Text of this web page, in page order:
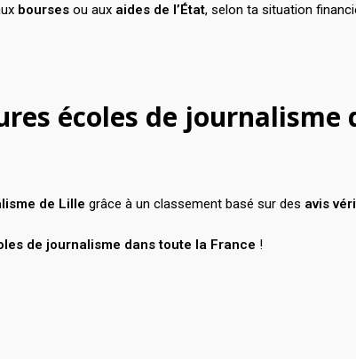
bourses ou aux aides de l’État, selon ta situation
écoles de journalisme
de Lille grâce à un classement basé sur des avis
de journalisme dans toute la France !